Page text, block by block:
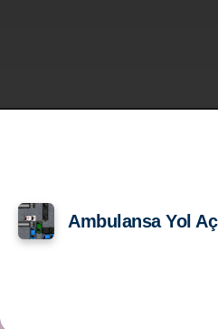
Ambulansa Yol Aç